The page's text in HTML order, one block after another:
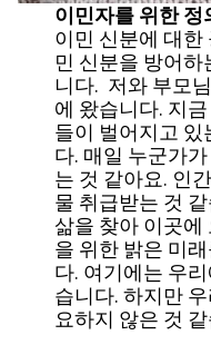
이민자를 위한 정
이민 신분에 대한
민 신분을 방어
니다. 저와 부모
에 왔습니다. 지
들이 벌어지고 있
다. 매일 누군가
는 것 같아요. 인
물 취급받는 것
삶을 찾아 이곳에
을 위한 밝은 미
다. 여기에는 우
습니다. 하지만
요하지 않은 것